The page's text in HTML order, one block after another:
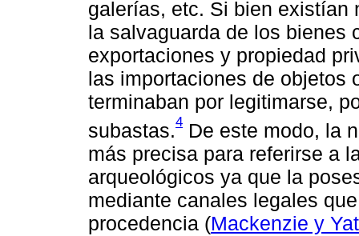
galerías, etc. Si bien existían
la salvaguarda de los bienes
exportaciones y propiedad
las importaciones de objetos
terminaban por legitimarse,
subastas.4 De este modo, la
más precisa para referirse a
arqueológicos ya que la
mediante canales legales
procedencia (Mackenzie y